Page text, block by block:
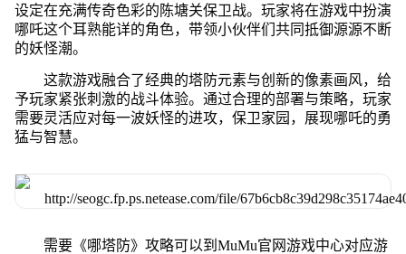
设定在充满传奇色彩的陈塘关保卫战。玩家将在游戏中扮演
哪吒这个耳熟能详的角色，带领小伙伴们共同抵御源源不断
的妖怪潮。
这款游戏融合了经典的塔防元素与创新的像素画风，给
予玩家紧张刺激的战斗体验。通过合理的部署与策略，玩家
需要灵活应对每一波妖怪的进攻，保卫家园，展现哪吒的勇
猛与智慧。
需要《哪塔防》攻略可以到MuMu官网游戏中心对应游